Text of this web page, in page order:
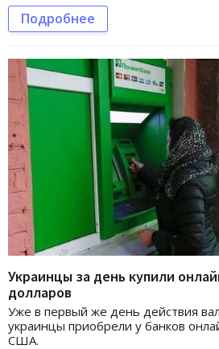
Подробнее
Украинцы за день купили
долларов
Уже в первый же день действия
украинцы приобрели у банков
США.